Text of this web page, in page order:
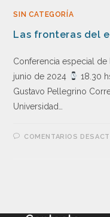
SIN CATEGORÍA
Las fronteras del
Conferencia especial de
junio de 2024
18.30
Gustavo Pellegrino
Universidad…
COMENTARIOS